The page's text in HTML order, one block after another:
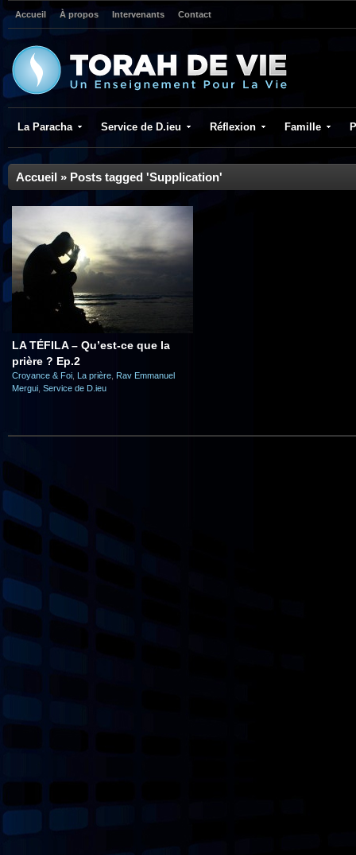
Accueil À propos Intervenants Contact
La Paracha Service de D.ieu Réflexion Famille
Accueil » Posts tagged 'Supplication'
LA TÉFILA – Qu’est-ce que la
prière ? Ep.2
Croyance & Foi La prière Rav Emmanuel
Mergui Service de D.ieu